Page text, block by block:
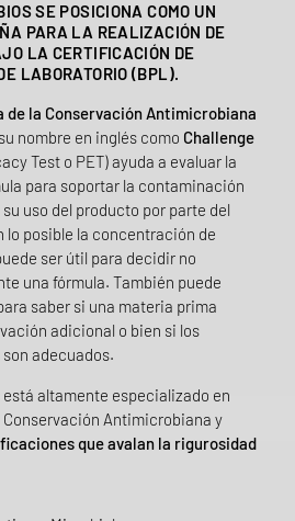
SE POSICIONA COMO UN
PARA LA REALIZACIÓN DE
LA CERTIFICACIÓN DE
LABORATORIO (BPL).
de la Conservación Antimicrobiana
nombre en inglés como Challenge
Test o PET) ayuda a evaluar la
para soportar la contaminación
uso del producto por parte del
lo posible la concentración de
ser útil para decidir no
una fórmula. También puede
saber si una materia prima
adicional o bien si los
adecuados.
altamente especializado en
Antimicrobiana y
que avalan la rigurosidad